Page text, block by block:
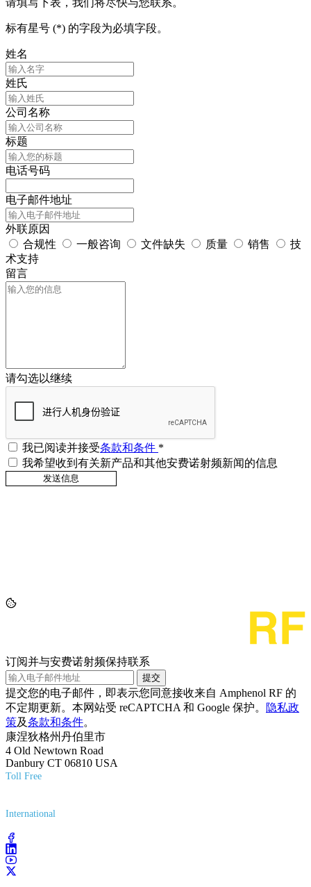
请填写下表，我们将尽快与您联系。
标有星号 (*) 的字段为必填字段。
姓名
姓氏
公司名称
标题
电话号码
电子邮件地址
外联原因
合规性
一般咨询 文件缺失 质量 销售
技
术支持
留言
请勾选以继续
我已阅读并接受条款和条件 *
我希望收到有关新产品和其他安费诺射频新闻的信息
订阅并与安费诺射频保持联系
提交
提交您的电子邮件，即表示您同意接收来自 Amphenol RF 的
不定期更新。本网站受 reCAPTCHA 和 Google 保护。
隐私政
策及条款和条件。
康涅狄格州丹伯里市
4 Old Newtown Road
Danbury CT 06810 USA
Toll Free
International